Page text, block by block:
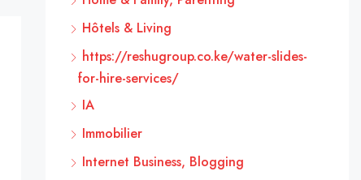
Hôtels & Living
https://reshugroup.co.ke/water-slides-
for-hire-services/
IA
Immobilier
Internet Business, Blogging